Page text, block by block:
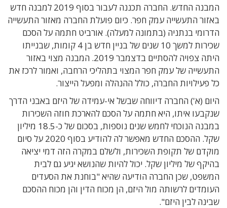
המבנה החדש. החברה תכננה לעבור בסוף 2019 למבנה חדש
באזור התעשייה עמק חפר. כיום פועלת החברה מאזור התעשייה
הדרומי בנתניה (בתמונה למעלה). אורביט חתמה על הסכם
שכירות למשך 10 שנים של בניין חדש בן 4 קומות, שבנייתו
היתה צפויה להסתיים בדצמבר 2019. המבנה מצוי באזור
התעשייה של עמק חפר המצוי בתהליכי הרחבה, ואמור לרכז את
כל פעילויות החברה, כולל ההנהלה ומפעל הייצור.
היום (א') החברה דיווחה שבשל אי-עמידה של היזם באבני הדרך
שנקבעו איתו, היא חתמה על הסכם להארכת חוזה השכירות
במבנה הנוכחי לחמש שנים נוספות, בסכום של כ-18.5 מיליון
שקל. ההסכם החדש מאפשר לה להודיע בסוף 2020 על סיום
מוקדם של תקופת השכירות, ולשלם במקרה הזה דמי יציאה
בהיקף של מיליון שקל. יכול להיות שהנושא יגיע גם לבית
המשפט, שכן החברה הודיעה שהיא "בוחנת את הסעדים
העומדים לרשותה מול היזם, הן מכוח הדין והן מכוח ההסכם
שבינה לבין היזם".